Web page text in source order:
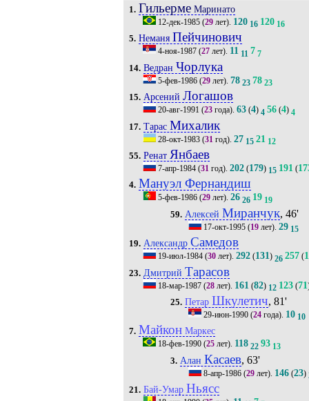
1. ГильермеМаринато
12-дек-1985(29лет). 120 16 120 16
5. Неманя Пейчинович
4-ноя-1987(27лет). 11 11 7 7
14. Ведран Чорлука
5-фев-1986(29лет). 78 23 78 23
15. Арсений Логашов
20-авг-1991 (23года). 63(4) 4 56(4) 4
17. Тарас Михалик
28-окт-1983(31 год). 27 15 21 12
55. Ренат Янбаев
7-апр-1984(31год). 202(179) 15 191(
4. Мануэл Фернандиш
5-фев-1986(29лет). 26 26 19 19
59. Алексей Миранчук, 46'
17-окт-1995 (19 лет).29 15
19. Александр Самедов
19-июл-1984(30лет). 292(131) 26 257(
23. Дмитрий Тарасов
18-мар-1987(28лет). 161 (82) 12 123(71
25. Петар Шкулетич, 81'
29-июн-1990 (24 года). 10 10
7. МайконМаркес
18-фев-1990(25лет). 118 22 93 13
3. Алан Касаев, 63'
8-апр-1986 (29 лет). 146 (23)
21. Бай-Умар Ньясс